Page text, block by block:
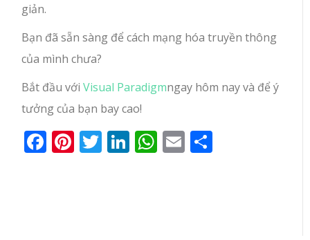
giản.
Bạn đã sẵn sàng để cách mạng hóa truyền thông
của mình chưa?
Bắt đầu vớiVisual Paradigmngay hôm nay và để ý
tưởng của bạn bay cao!
Facebook
Pinterest
Twitter
LinkedIn
WhatsApp
Email